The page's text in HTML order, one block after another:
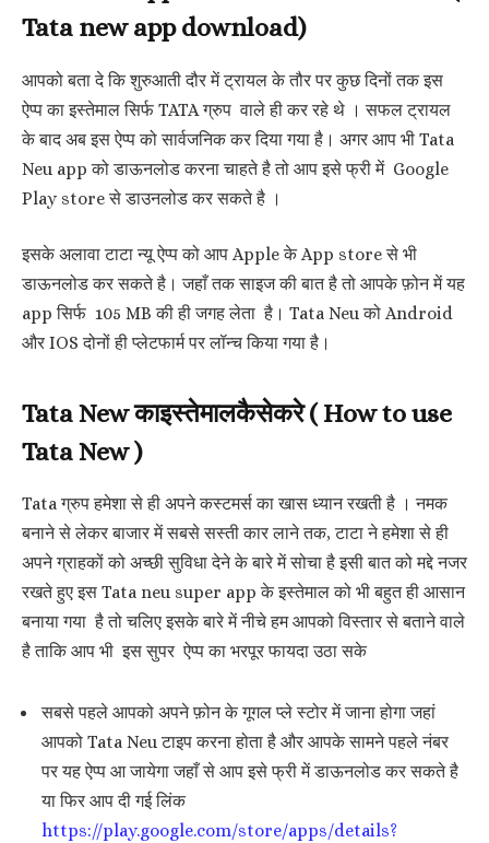
Tata new app download)
आपको बता दे कि शुरुआती दौर में ट्रायल के तौर पर कुछ दिनों तक इस
ऐप्प का इस्तेमाल सिर्फ TATA ग्रुप वाले ही कर रहे थे । सफल ट्रायल
के बाद अब इस ऐप्प को सार्वजनिक कर दिया गया है। अगर आप भी Tata
Neu app को डाऊनलोड करना चाहते है तो आप इसे फ्री में Google
Play store से डाउनलोड कर सकते है ।
इसके अलावा टाटा न्यू ऐप्प को आप Apple के App store से भी
डाऊनलोड कर सकते है। जहाँ तक साइज की बात है तो आपके फ़ोन में यह
app सिर्फ 105 MB की ही जगह लेता है। Tata Neu को Android
और IOS दोनों ही प्लेटफार्म पर लॉन्च किया गया है।
Tata New काइस्तेमालकैसेकरे ( How to use
Tata New )
Tata ग्रुप हमेशा से ही अपने कस्टमर्स का खास ध्यान रखती है । नमक
बनाने से लेकर बाजार में सबसे सस्ती कार लाने तक, टाटा ने हमेशा से ही
अपने ग्राहकों को अच्छी सुविधा देने के बारे में सोचा है इसी बात को मद्दे नजर
रखते हुए इस Tata neu super app के इस्तेमाल को भी बहुत ही आसान
बनाया गया है तो चलिए इसके बारे में नीचे हम आपको विस्तार से बताने वाले
है ताकि आप भी इस सुपर ऐप्प का भरपूर फायदा उठा सके
सबसे पहले आपको अपने फ़ोन के गूगल प्ले स्टोर में जाना होगा जहां
आपको Tata Neu टाइप करना होता है और आपके सामने पहले नंबर
पर यह ऐप्प आ जायेगा जहाँ से आप इसे फ्री में डाऊनलोड कर सकते है
या फिर आप दी गई लिंक
https://play.google.com/store/apps/details?